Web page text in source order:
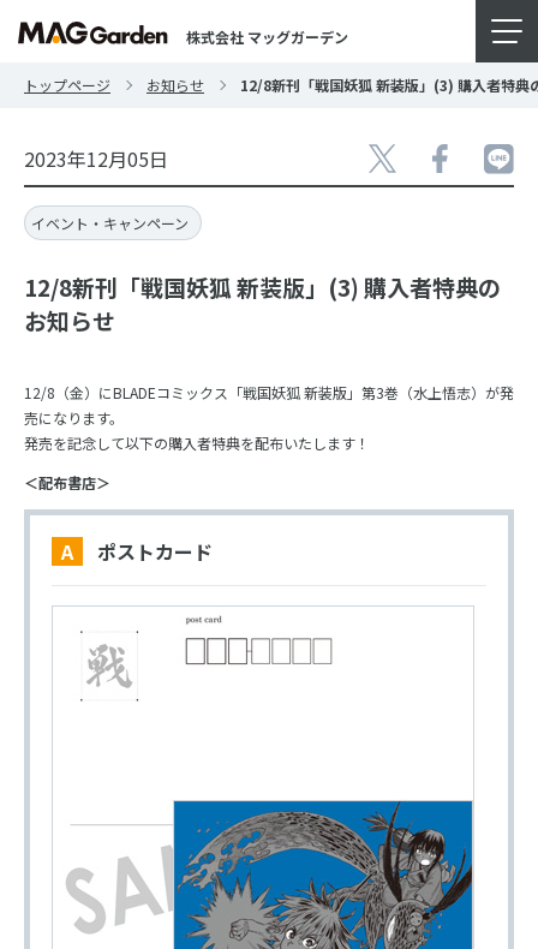
株式会社 マッグガーデン
トップページ お知らせ 12/8新刊「戦国妖狐 新装版」(3) 購入者特典
2023年12月05日
イベント・キャンペーン
12/8新刊「戦国妖狐 新装版」(3) 購入者特典の
お知らせ
12/8（金）にBLADEコミックス「戦国妖狐 新装版」第3巻（水上悟志）が発
売になります。
発売を記念して以下の購入者特典を配布いたします！
＜配布書店＞
A ポストカード